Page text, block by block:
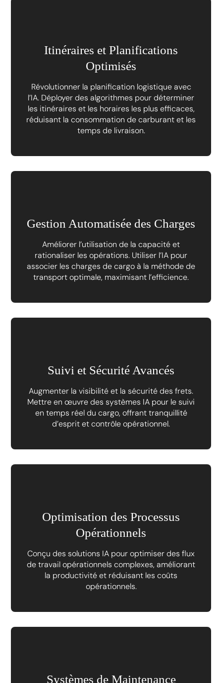
Itinéraires et Planifications
Optimisés
Révolutionner la planification logistique avec
l’IA. Déployer des algorithmes pour déterminer
les itinéraires et les horaires les plus efficaces,
réduisant la consommation de carburant et les
temps de livraison.
Gestion Automatisée des Charges
Améliorer l’utilisation de la capacité et
rationaliser les opérations. Utiliser l’IA pour
associer les charges de cargo à la méthode de
transport optimale, maximisant l’efficience.
Suivi et Sécurité Avancés
Augmenter la visibilité et la sécurité des frets.
Mettre en œuvre des systèmes IA pour le suivi
en temps réel du cargo, offrant tranquillité
d’esprit et contrôle opérationnel.
Optimisation des Processus
Opérationnels
Conçu des solutions IA pour optimiser des flux
de travail opérationnels complexes, améliorant
la productivité et réduisant les coûts
opérationnels.
Systèmes de Maintenance